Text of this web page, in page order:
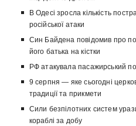
В Одесі зросла кількість
російської атаки
Син Байдена повідомив про
його батька на кістки
РФ атакувала пасажирський
9 серпня — яке сьогодні
традиції та прикмети
Сили безпілотних систем
кораблі за добу